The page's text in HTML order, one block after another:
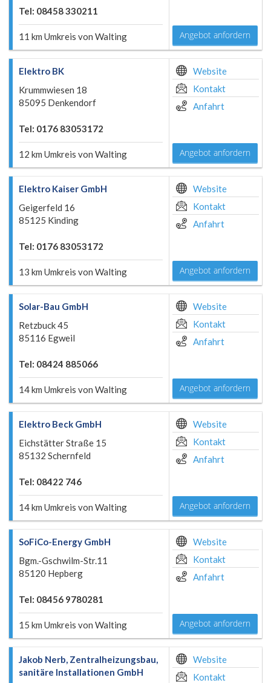
Tel: 08458 330211
11 km Umkreis von Walting Angebot anfordern
Elektro BK
Krummwiesen 18
85095 Denkendorf
Tel: 0176 83053172
12 km Umkreis von Walting
Website
Kontakt
Anfahrt
Angebot anfordern
Elektro Kaiser GmbH
Geigerfeld 16
85125 Kinding
Tel: 0176 83053172
13 km Umkreis von Walting
Website
Kontakt
Anfahrt
Angebot anfordern
Solar-Bau GmbH
Retzbuck 45
85116 Egweil
Tel: 08424 885066
14 km Umkreis von Walting
Website
Kontakt
Anfahrt
Angebot anfordern
Elektro Beck GmbH
Eichstätter Straße 15
85132 Schernfeld
Tel: 08422 746
14 km Umkreis von Walting
Website
Kontakt
Anfahrt
Angebot anfordern
SoFiCo-Energy GmbH
Bgm.-Gschwilm-Str.11
85120 Hepberg
Tel: 08456 9780281
15 km Umkreis von Walting
Website
Kontakt
Anfahrt
Angebot anfordern
Jakob Nerb, Zentralheizungsbau,
sanitäre Installationen GmbH
Website
Kontakt